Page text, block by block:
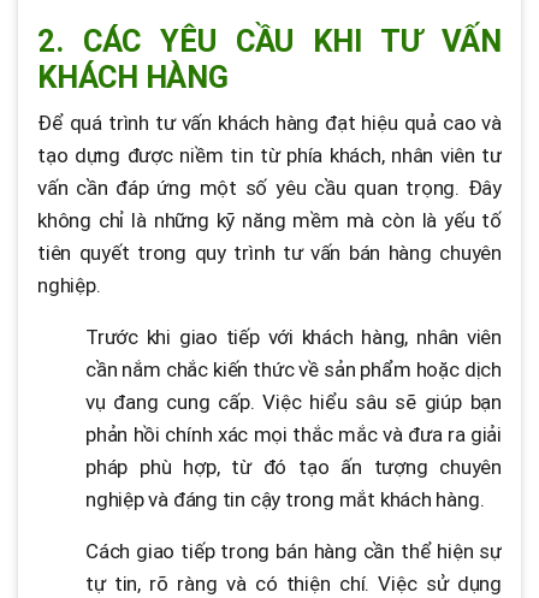
2. CÁC YÊU CẦU KHI TƯ VẤN
KHÁCH HÀNG
Để quá trình tư vấn khách hàng đạt hiệu quả cao và
tạo dựng được niềm tin từ phía khách, nhân viên tư
vấn cần đáp ứng một số yêu cầu quan trọng. Đây
không chỉ là những kỹ năng mềm mà còn là yếu tố
tiên quyết trong quy trình tư vấn bán hàng chuyên
nghiệp.
Trước khi giao tiếp với khách hàng, nhân viên
cần nắm chắc kiến thức về sản phẩm hoặc dịch
vụ đang cung cấp. Việc hiểu sâu sẽ giúp bạn
phản hồi chính xác mọi thắc mắc và đưa ra giải
pháp phù hợp, từ đó tạo ấn tượng chuyên
nghiệp và đáng tin cậy trong mắt khách hàng.
Cách giao tiếp trong bán hàng cần thể hiện sự
tự tin, rõ ràng và có thiện chí. Việc sử dụng